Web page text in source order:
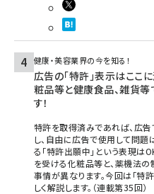
健康・美容業界の今を知る！
広告の「特許」表示はここ
粧品等と健康食品、雑貨等
す！
特許を取得済みであれば、広告
し、自由に広告で使用して問題
る「特許出願中」という表現は
を受ける化粧品等と、薬機法
事情が異なります。今回は「特
しく解説します。（連載第35回）